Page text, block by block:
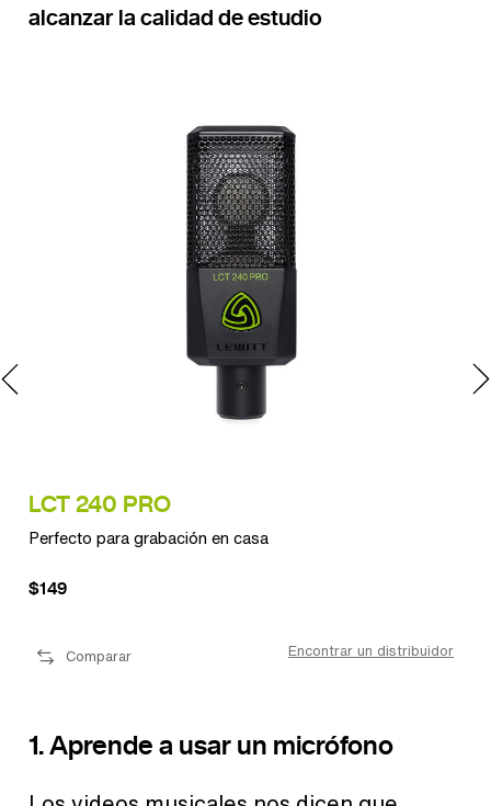
alcanzar la calidad de estudio
LCT 240 PRO
Perfecto para grabación en casa
$149
Comparar Encontrar un distribuidor
1. Aprende a usar un micrófono